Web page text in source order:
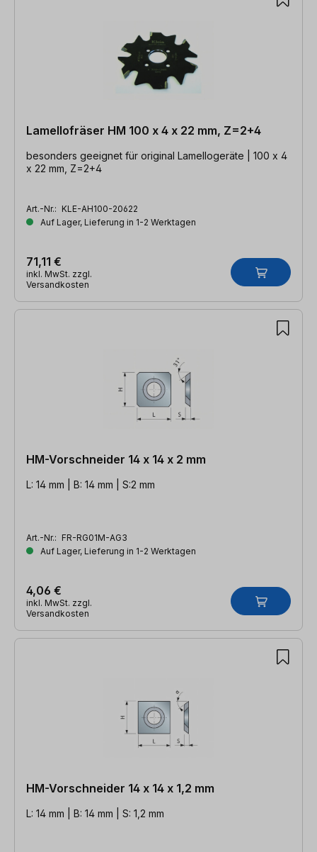
Lamellofräser HM 100 x 4 x 22 mm, Z=2+4
besonders geeignet für original Lamellogeräte | 100 x 4
x 22 mm, Z=2+4
Art.-Nr.: KLE-AH100-20622
Auf Lager, Lieferung in 1-2 Werktagen
71,11 €
inkl. MwSt. zzgl.
Versandkosten
HM-Vorschneider 14 x 14 x 2 mm
L: 14 mm | B: 14 mm | S:2 mm
Art.-Nr.: FR-RG01M-AG3
Auf Lager, Lieferung in 1-2 Werktagen
4,06 €
inkl. MwSt. zzgl.
Versandkosten
HM-Vorschneider 14 x 14 x 1,2 mm
L: 14 mm | B: 14 mm | S: 1,2 mm